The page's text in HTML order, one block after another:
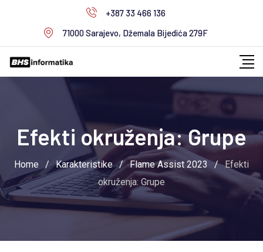
+387 33 466 136
71000 Sarajevo, Džemala Bijedića 279F
Efekti okruženja: Grupe
Home / Karakteristike / Flame Assist 2023 / Efekti
okruženja: Grupe